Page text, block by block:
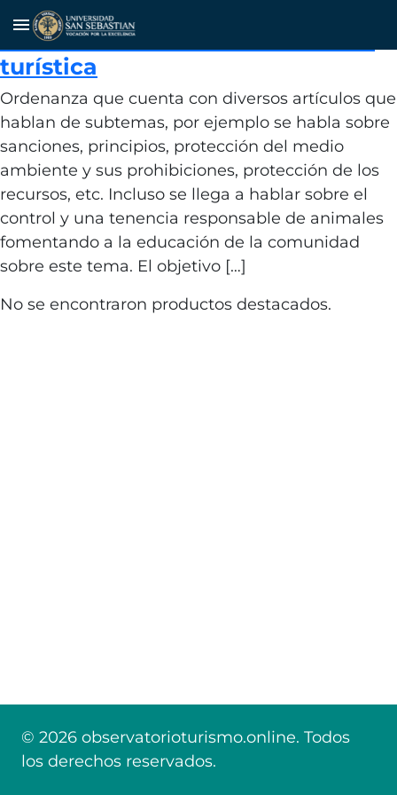
menu
Gestión ambiental local y
monitoreo de la sustentabilidad
turística
Ordenanza que cuenta con diversos artículos que
hablan de subtemas, por ejemplo se habla sobre
sanciones, principios, protección del medio
ambiente y sus prohibiciones, protección de los
recursos, etc. Incluso se llega a hablar sobre el
control y una tenencia responsable de animales
fomentando a la educación de la comunidad
sobre este tema. El objetivo […]
No se encontraron productos destacados.
© 2026 observatorioturismo.online. Todos
los derechos reservados.